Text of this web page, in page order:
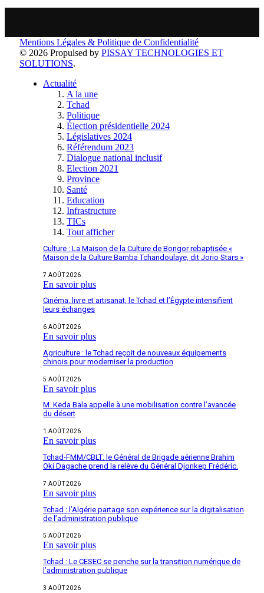
Mentions Légales & Politique de Confidentialité
© 2026 Propulsed by PISSAY TECHNOLOGIES ET
SOLUTIONS.
Actualité
A la une
Tchad
Politique
Élection présidentielle 2024
Législatives 2024
Référendum 2023
Dialogue national inclusif
Election 2021
Province
Santé
Education
Infrastructure
TICs
Tout afficher
Culture : La Maison de la Culture de Bongor rebaptisée «
Maison de la Culture Bamba Tchandoulaye, dit Jorio Stars »
7 AOÛT 2026
En savoir plus
Cinéma, livre et artisanat, le Tchad et l’Égypte intensifient
leurs échanges
6 AOÛT 2026
En savoir plus
Agriculture : le Tchad reçoit de nouveaux équipements
chinois pour moderniser la production
5 AOÛT 2026
En savoir plus
M. Keda Bala appelle à une mobilisation contre l’avancée
du désert
1 AOÛT 2026
En savoir plus
Tchad-FMM/CBLT: le Général de Brigade aérienne Brahim
Oki Dagache prend la relève du Général Djonkep Frédéric.
7 AOÛT 2026
En savoir plus
Tchad : l’Algérie partage son expérience sur la digitalisation
de l’administration publique
5 AOÛT 2026
En savoir plus
Tchad : Le CESEC se penche sur la transition numérique de
l’administration publique
3 AOÛT 2026